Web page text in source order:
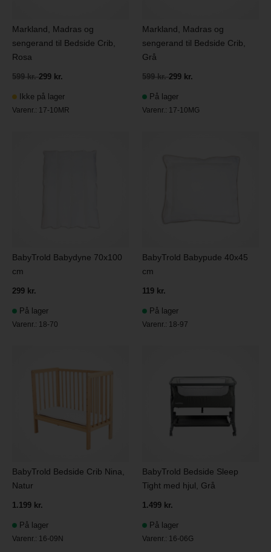
Markland, Madras og
sengerand til Bedside Crib,
Rosa
599 kr.299 kr.
Ikke på lager
Varenr.: 17-10MR
Markland, Madras og
sengerand til Bedside Crib,
Grå
599 kr.299 kr.
På lager
Varenr.: 17-10MG
BabyTrold Babydyne 70x100
cm
299 kr.
På lager
Varenr.: 18-70
BabyTrold Babypude 40x45
cm
119 kr.
På lager
Varenr.: 18-97
BabyTrold Bedside Crib Nina,
Natur
1.199 kr.
På lager
Varenr.: 16-09N
BabyTrold Bedside Sleep
Tight med hjul, Grå
1.499 kr.
På lager
Varenr.: 16-06G